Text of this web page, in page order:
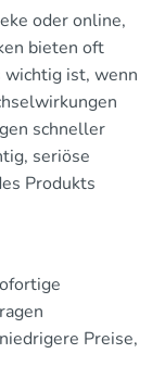
oder online,
bieten oft
wichtig ist, wenn
schneller
seriöse
Produkts
Preise,